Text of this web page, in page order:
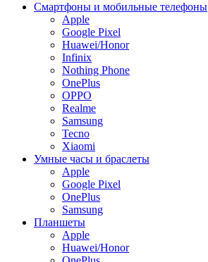
Смартфоны и мобильные телефоны
Apple
Google Pixel
Huawei/Honor
Infinix
Nothing Phone
OnePlus
OPPO
Realme
Samsung
Tecno
Xiaomi
Умные часы и браслеты
Apple
Google Pixel
OnePlus
Samsung
Планшеты
Apple
Huawei/Honor